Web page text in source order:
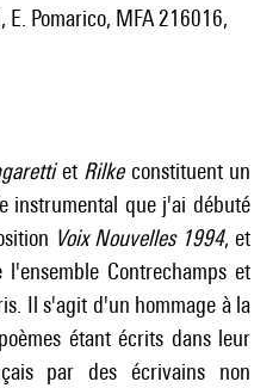
E. Pomarico, MFA 216016,
et Rilkeconstituent un
instrumental que j'ai débuté
Voix Nouvelles 1994, et
Contrechamps et
Il s'agit d'un hommage à la
étant écrits dans leur
par des écrivains non